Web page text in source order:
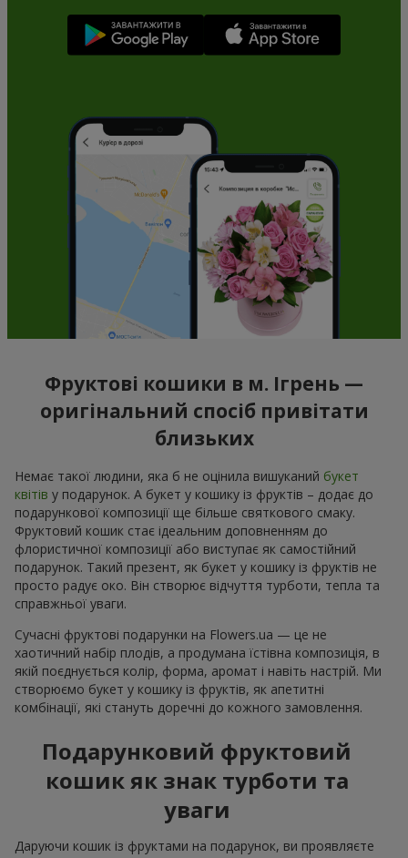
Фруктові кошики в м. Ігрень —
оригінальний спосіб привітати
близьких
Немає такої людини, яка б не оцінила вишуканий букет
квітів у подарунок. А букет у кошику із фруктів – додає до
подарункової композиції ще більше святкового смаку.
Фруктовий кошик стає ідеальним доповненням до
флористичної композиції або виступає як самостійний
подарунок. Такий презент, як букет у кошику із фруктів не
просто радує око. Він створює відчуття турботи, тепла та
справжньої уваги.
Сучасні фруктові подарунки на Flowers.ua — це не
хаотичний набір плодів, а продумана їстівна композиція, в
якій поєднується колір, форма, аромат і навіть настрій. Ми
створюємо букет у кошику із фруктів, як апетитні
комбінації, які стануть доречні до кожного замовлення.
Подарунковий фруктовий
кошик як знак турботи та
уваги
Даруючи кошик із фруктами на подарунок, ви проявляєте